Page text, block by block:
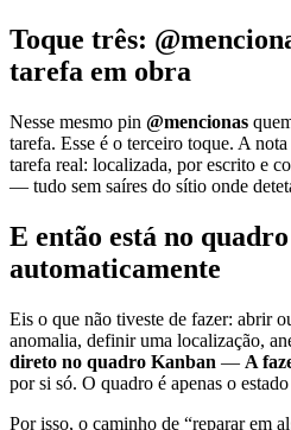
Toque três:
tarefa em obra
Nesse mesmo pin @mencionas
tarefa. Esse é o terceiro toque. A
tarefa real: localizada, por escrito e
— tudo sem saíres do sítio onde
E então está no
automaticamente
Eis o que não tiveste de fazer: abrir
anomalia, definir uma localização,
direto no quadro Kanban — A
por si só. O quadro é apenas o
Por isso, o caminho de “reparar em